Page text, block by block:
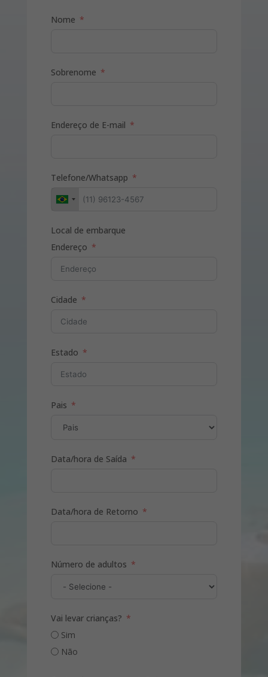
Nome
Sobrenome
Endereço de E-mail
Telefone/Whatsapp
Local de embarque
Endereço
Cidade
Estado
Pais
Data/hora de Saída
Data/hora de Retorno
Número de adultos
Vai levar crianças?
Sim
Não